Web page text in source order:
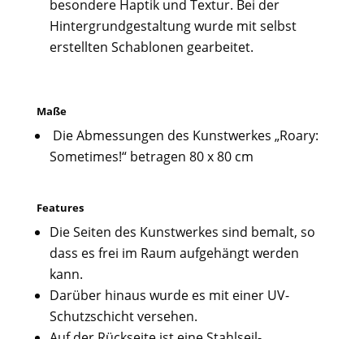
besondere Haptik und Textur. Bei der
Hintergrundgestaltung wurde mit selbst
erstellten Schablonen gearbeitet.
Maße
Die Abmessungen des Kunstwerkes „Roary:
Sometimes!“ betragen 80 x 80 cm
Features
Die Seiten des Kunstwerkes sind bemalt, so
dass es frei im Raum aufgehängt werden
kann.
Darüber hinaus wurde es mit einer UV-
Schutzschicht versehen.